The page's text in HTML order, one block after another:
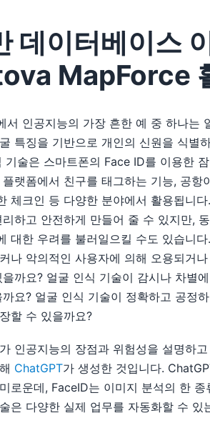
데이터베이스
MapForce
서 인공지능의 가장 흔한 예 중 하나는
특징을 기반으로 개인의 신원을 식별
기술은 스마트폰의 Face ID를 이용한
랫폼에서 친구를 태그하는 기능, 공항
체크인 등 다양한 분야에서 활용됩니
하고 안전하게 만들어 줄 수 있지만,
대한 우려를 불러일으킬 수도 있습니
나 악의적인 사용자에 의해 오용되거
까요? 얼굴 인식 기술이 감시나 차별
요? 얼굴 인식 기술이 정확하고 공정
할 수 있을까요?
인공지능의 장점과 위험성을 설명하
ChatGPT가 생성한 것입니다.
로운데, FaceID는 이미지 분석의 한 종
은 다양한 실제 업무를 자동화할 수 있